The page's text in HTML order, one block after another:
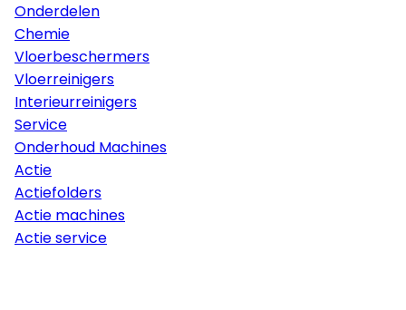
Onderdelen
Chemie
Vloerbeschermers
Vloerreinigers
Interieurreinigers
Service
Onderhoud Machines
Actie
Actiefolders
Actie machines
Actie service